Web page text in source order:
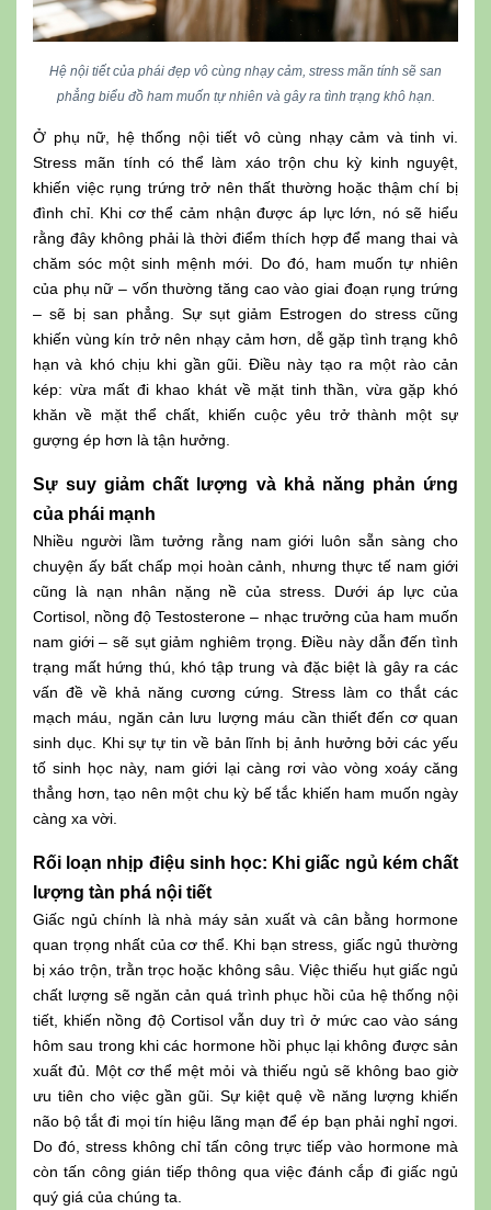
Hệ nội tiết của phái đẹp vô cùng nhạy cảm, stress mãn tính sẽ san
phẳng biểu đồ ham muốn tự nhiên và gây ra tình trạng khô hạn.
Ở phụ nữ, hệ thống nội tiết vô cùng nhạy cảm và tinh vi.
Stress mãn tính có thể làm xáo trộn chu kỳ kinh nguyệt,
khiến việc rụng trứng trở nên thất thường hoặc thậm chí bị
đình chỉ. Khi cơ thể cảm nhận được áp lực lớn, nó sẽ hiểu
rằng đây không phải là thời điểm thích hợp để mang thai và
chăm sóc một sinh mệnh mới. Do đó, ham muốn tự nhiên
của phụ nữ – vốn thường tăng cao vào giai đoạn rụng trứng
– sẽ bị san phẳng. Sự sụt giảm Estrogen do stress cũng
khiến vùng kín trở nên nhạy cảm hơn, dễ gặp tình trạng khô
hạn và khó chịu khi gần gũi. Điều này tạo ra một rào cản
kép: vừa mất đi khao khát về mặt tinh thần, vừa gặp khó
khăn về mặt thể chất, khiến cuộc yêu trở thành một sự
gượng ép hơn là tận hưởng.
Sự suy giảm chất lượng và khả năng phản ứng
của phái mạnh
Nhiều người lầm tưởng rằng nam giới luôn sẵn sàng cho
chuyện ấy bất chấp mọi hoàn cảnh, nhưng thực tế nam giới
cũng là nạn nhân nặng nề của stress. Dưới áp lực của
Cortisol, nồng độ Testosterone – nhạc trưởng của ham muốn
nam giới – sẽ sụt giảm nghiêm trọng. Điều này dẫn đến tình
trạng mất hứng thú, khó tập trung và đặc biệt là gây ra các
vấn đề về khả năng cương cứng. Stress làm co thắt các
mạch máu, ngăn cản lưu lượng máu cần thiết đến cơ quan
sinh dục. Khi sự tự tin về bản lĩnh bị ảnh hưởng bởi các yếu
tố sinh học này, nam giới lại càng rơi vào vòng xoáy căng
thẳng hơn, tạo nên một chu kỳ bế tắc khiến ham muốn ngày
càng xa vời.
Rối loạn nhịp điệu sinh học: Khi giấc ngủ kém chất
lượng tàn phá nội tiết
Giấc ngủ chính là nhà máy sản xuất và cân bằng hormone
quan trọng nhất của cơ thể. Khi bạn stress, giấc ngủ thường
bị xáo trộn, trằn trọc hoặc không sâu. Việc thiếu hụt giấc ngủ
chất lượng sẽ ngăn cản quá trình phục hồi của hệ thống nội
tiết, khiến nồng độ Cortisol vẫn duy trì ở mức cao vào sáng
hôm sau trong khi các hormone hồi phục lại không được sản
xuất đủ. Một cơ thể mệt mỏi và thiếu ngủ sẽ không bao giờ
ưu tiên cho việc gần gũi. Sự kiệt quệ về năng lượng khiến
não bộ tắt đi mọi tín hiệu lãng mạn để ép bạn phải nghỉ ngơi.
Do đó, stress không chỉ tấn công trực tiếp vào hormone mà
còn tấn công gián tiếp thông qua việc đánh cắp đi giấc ngủ
quý giá của chúng ta.